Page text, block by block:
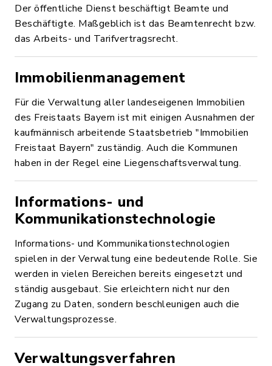
Der öffentliche Dienst beschäftigt Beamte und
Beschäftigte. Maßgeblich ist das Beamtenrecht bzw.
das Arbeits- und Tarifvertragsrecht.
Immobilienmanagement
Für die Verwaltung aller landeseigenen Immobilien
des Freistaats Bayern ist mit einigen Ausnahmen der
kaufmännisch arbeitende Staatsbetrieb "Immobilien
Freistaat Bayern" zuständig. Auch die Kommunen
haben in der Regel eine Liegenschaftsverwaltung.
Informations- und
Kommunikationstechnologie
Informations- und Kommunikationstechnologien
spielen in der Verwaltung eine bedeutende Rolle. Sie
werden in vielen Bereichen bereits eingesetzt und
ständig ausgebaut. Sie erleichtern nicht nur den
Zugang zu Daten, sondern beschleunigen auch die
Verwaltungsprozesse.
Verwaltungsverfahren